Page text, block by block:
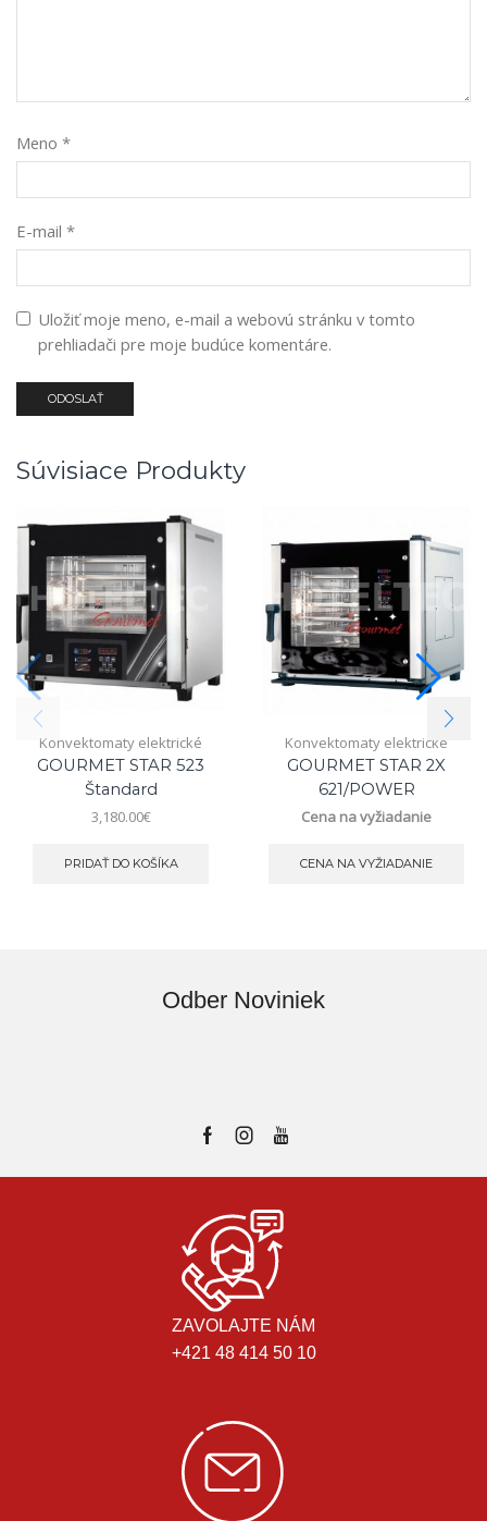
Meno *
E-mail *
Uložiť moje meno, e-mail a webovú stránku v tomto
prehliadači pre moje budúce komentáre.
Súvisiace Produkty
Konvektomaty elektrické
GOURMET STAR 523
Štandard
3,180.00€
PRIDAŤ DO KOŠÍKA
Konvektomaty elektrické
GOURMET STAR 2X
621/POWER
Cena na vyžiadanie
CENA NA VYŽIADANIE
Odber Noviniek
ZAVOLAJTE NÁM
+421 48 414 50 10